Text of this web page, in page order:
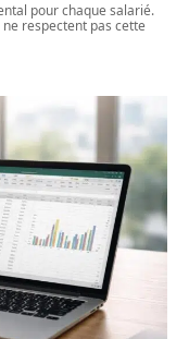
pour chaque salarié.
respectent pas cette